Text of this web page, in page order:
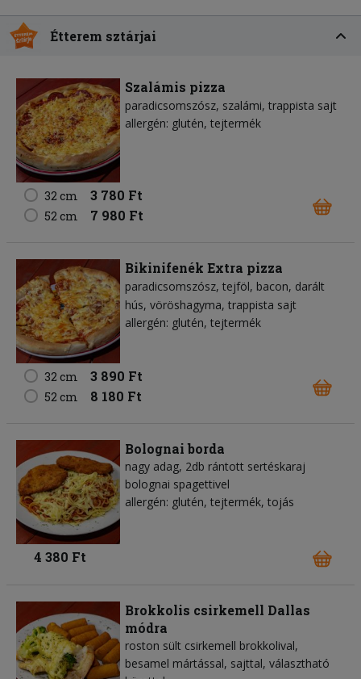
Étterem sztárjai
Szalámis pizza
paradicsomszósz szalámi trappista sajt
allergén: glutén, tejtermék
32 cm 3 780 Ft
52 cm 7 980 Ft
Bikinifenék Extra pizza
paradicsomszósz tejföl bacon darált
hús vöröshagyma trappista sajt
allergén: glutén, tejtermék
32 cm 3 890 Ft
52 cm 8 180 Ft
Bolognai borda
nagy adag, 2db rántott sertéskaraj
bolognai spagettivel
allergén: glutén, tejtermék, tojás
4 380 Ft
Brokkolis csirkemell Dallas
módra
roston sült csirkemell brokkolival,
besamel mártással, sajttal, választható